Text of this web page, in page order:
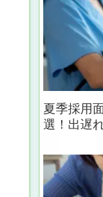
夏季採用
選！出遅